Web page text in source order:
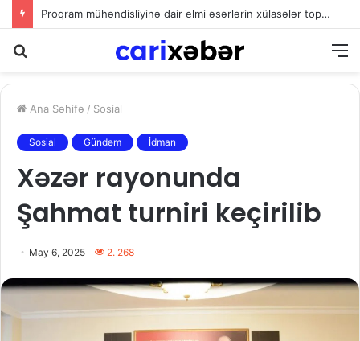
Səfir: Azərbaycan Omanla nəqliyyat əməkdaşlığını dərinləşdirməyə hazırdır
Ana Səhifə / Sosial
Sosial Gündəm İdman
Xəzər rayonunda
Şahmat turniri keçirilib
May 6, 2025 2. 268